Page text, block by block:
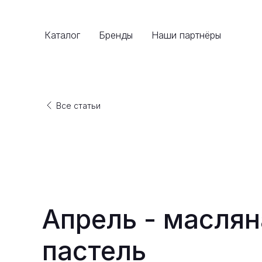
Каталог Бренды Наши партнёры
Все статьи
Апрель -
пастель